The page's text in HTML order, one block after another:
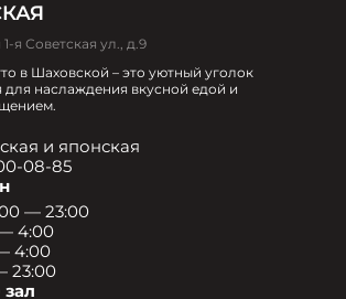
я Советская ул., д.9
в Шаховской – это уютный уголок
наслаждения вкусной едой и
и японская
08-85
— 23:00
4:00
4:00
23:00